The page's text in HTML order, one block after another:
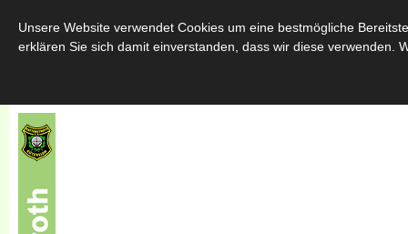
Home Über uns Schützenfest Throngemeinschaften
Unsere Website verwendet Cookies um eine bestmögliche
erklären Sie sich damit einverstanden, dass wir diese verwenden.